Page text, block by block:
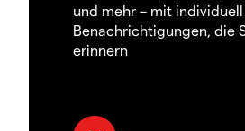
und mehr – mit
Benachrichtigungen, die
erinnern